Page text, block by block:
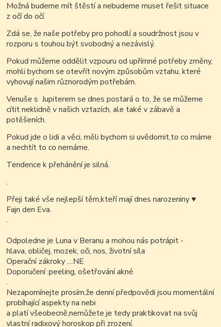
Možná budeme mít štěstí a nebudeme muset řešit situace
z očí do očí.
Zdá se, že naše potřeby pro pohodlí a soudržnost jsou v
rozporu s touhou být svobodný a nezávislý.
Pokud můžeme oddělit vzpouru od upřímné potřeby změny,
mohli bychom se otevřít novým způsobům vztahu, které
vyhovují našim různorodým potřebám.
Venuše s Jupiterem se dnes postará o to, že se můžeme
cítit neklidně v našich vztazích, ale také v zábavě a
potěšeních.
Pokud jde o lidi a věci, měli bychom si uvědomit,to co máme
a nechtít to co nemáme.
Tendence k přehánění je silná.
.
Přeji také vše nejlepší těm,kteří mají dnes narozeniny♥
Fajn den Eva.
.
Odpoledne je Luna v Beranu a mohou nás potrápit -
hlava, obličej, mozek, oči, nos, životní síla
Operační zákroky ....NE
Doporučení :peeling, ošetřování akné
.
Nezapomínejte prosím,že denní předpovědi jsou momentální
probíhající aspekty na nebi
a platí všeobecně,nemůžete je tedy praktikovat na svůj
vlastní radixový horoskop při zrození.